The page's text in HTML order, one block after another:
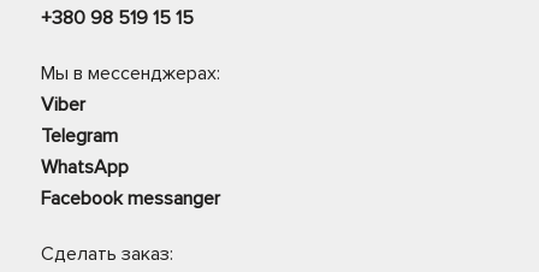
+380 98 519 15 15
Мы в мессенджерах:
Viber
Telegram
WhatsApp
Facebook messanger
Сделать заказ: